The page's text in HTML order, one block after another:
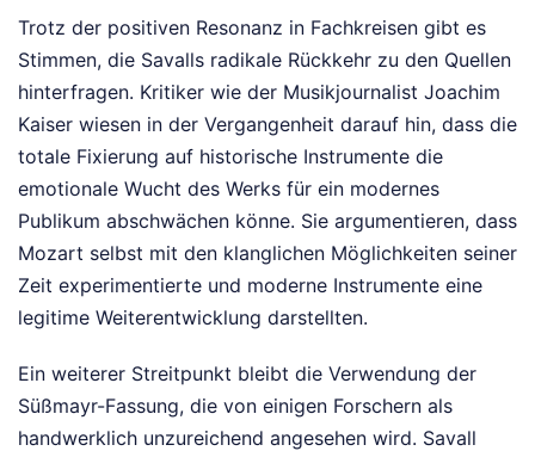
Trotz der positiven Resonanz in Fachkreisen gibt es
Stimmen, die Savalls radikale Rückkehr zu den Quellen
hinterfragen. Kritiker wie der Musikjournalist Joachim
Kaiser wiesen in der Vergangenheit darauf hin, dass die
totale Fixierung auf historische Instrumente die
emotionale Wucht des Werks für ein modernes
Publikum abschwächen könne. Sie argumentieren, dass
Mozart selbst mit den klanglichen Möglichkeiten seiner
Zeit experimentierte und moderne Instrumente eine
legitime Weiterentwicklung darstellten.
Ein weiterer Streitpunkt bleibt die Verwendung der
Süßmayr-Fassung, die von einigen Forschern als
handwerklich unzureichend angesehen wird. Savall